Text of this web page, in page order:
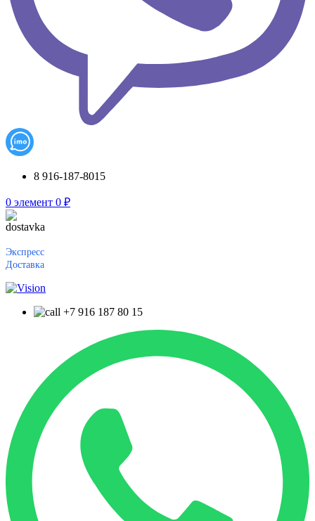
8 916-187-8015
0 элемент 0 ₽
Экспресс
Доставка
+7 916 187 80 15